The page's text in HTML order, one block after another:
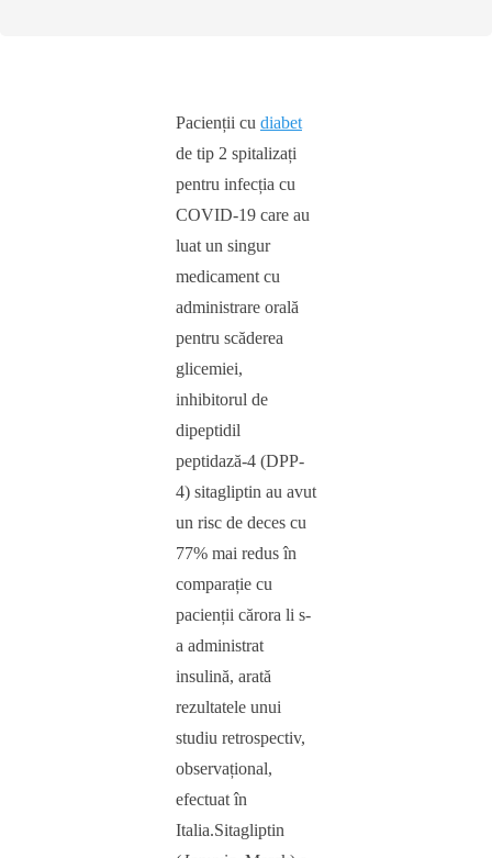
Pacienții cu diabet
de tip 2 spitalizați
pentru infecția cu
COVID-19 care au
luat un singur
medicament cu
administrare orală
pentru scăderea
glicemiei,
inhibitorul de
dipeptidil
peptidază-4 (DPP-
4) sitagliptin au avut
un risc de deces cu
77% mai redus în
comparație cu
pacienții cărora li s-
a administrat
insulină, arată
rezultatele unui
studiu retrospectiv,
observațional,
efectuat în
Italia.Sitagliptin